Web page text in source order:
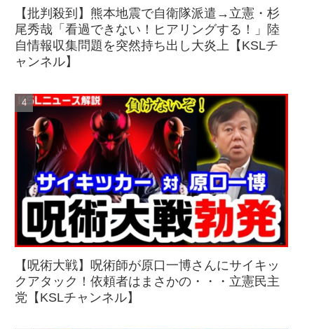
【批判殺到】熊本地震で自衛隊派遣→立憲・杉
尾秀哉「看過できない！ヒアリングする！」陸
自情報収集問題を突然持ち出し大炎上【KSLチ
ャンネル】
【呪術大戦】呪術師が原口一博さんにサイキッ
クアタック！依頼者はまさかの・・・立憲民主
党【KSLチャンネル】